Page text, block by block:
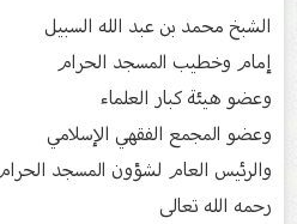
الشبخ محمد بن عبد الله السبيل
إمام وخطيب المسجد الحرام
وعضو هيئة كبار العلماء
وعضو المجمع الفقهي الإسلامي
والرئيس العام لشؤون المسجد الحرام
رحمه الله تعالى